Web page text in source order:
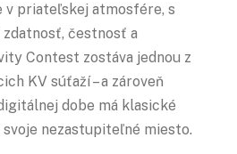
priateľskej atmosfére, s
čestnosť a
Contest zostáva jednou z
KV súťaží – a zároveň
dobe má klasické
nezastupiteľné miesto.